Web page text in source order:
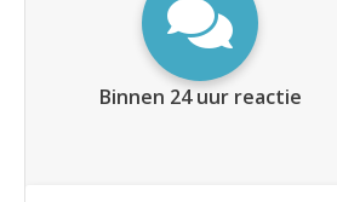
Binnen 24 uur reactie